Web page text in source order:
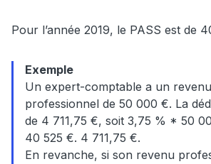
Pour l’année 2019, le PASS est de
Exemple
Un expert-comptable a un revenu
professionnel de 50 000 €. La
de 4 711,75 €, soit 3,75 % * 50
40 525 €. 4 711,75 €.
En revanche, si son revenu